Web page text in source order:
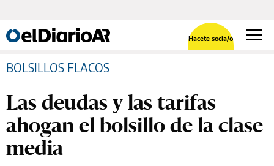
Hacete socia/o
BOLSILLOS FLACOS
Las deudas y las tarifas
ahogan el bolsillo de la clase
media